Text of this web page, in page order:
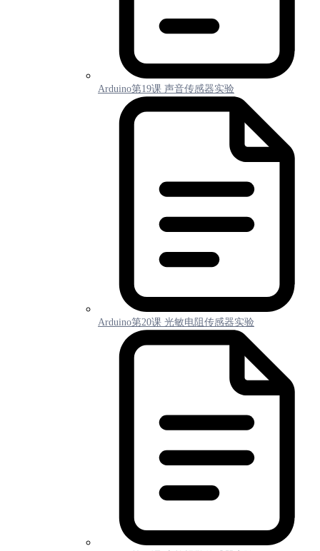
Arduino第19课 声音传感器实验
Arduino第20课 光敏电阻传感器实验